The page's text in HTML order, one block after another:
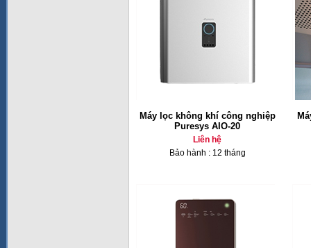
Máy lọc không khí công nghiệp
Puresys AIO-20
Liên hệ
Bảo hành : 12 tháng